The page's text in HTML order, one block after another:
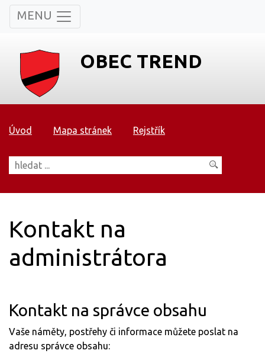
MENU
OBEC TREND
Úvod Mapa stránek Rejstřík
Kontakt na
administrátora
Kontakt na správce obsahu
Vaše náměty, postřehy či informace můžete poslat na
adresu správce obsahu: